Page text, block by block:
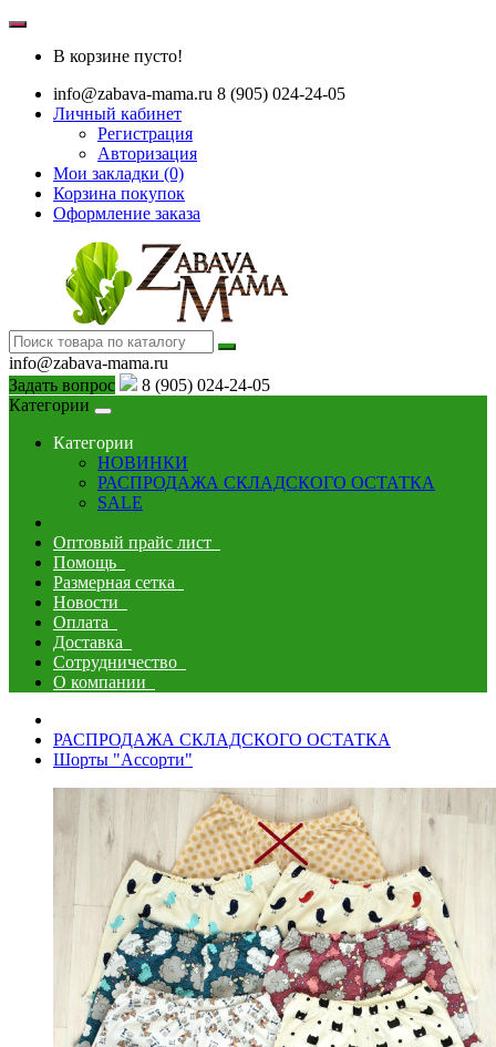
В корзине пусто!
info@zabava-mama.ru 8 (905) 024-24-05
Личный кабинет
Регистрация
Авторизация
Мои закладки (0)
Корзина покупок
Оформление заказа
info@zabava-mama.ru
Задать вопрос
8 (905) 024-24-05
Категории
Категории
НОВИНКИ
РАСПРОДАЖА СКЛАДСКОГО ОСТАТКА
SALE
Оптовый прайс лист
Помощь
Размерная сетка
Новости
Оплата
Доставка
Сотрудничество
О компании
РАСПРОДАЖА СКЛАДСКОГО ОСТАТКА
Шорты "Ассорти"